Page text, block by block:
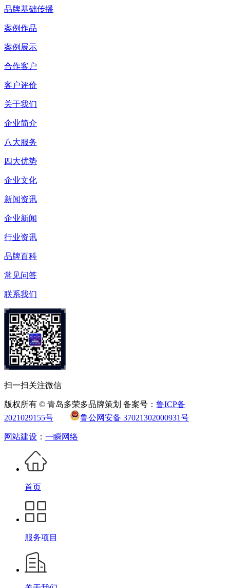
品牌基础传播
案例作品
案例展示
合作客户
客户评价
关于我们
企业简介
八大服务
四大优势
企业文化
新闻资讯
企业新闻
行业资讯
品牌百科
常见问答
联系我们
扫一扫关注微信
版权所有 © 青岛多荣多品牌策划 备案号： 鲁ICP备
2021029155号
鲁公网安备 37021302000931号
网站建设 ： 一瞬网络
首页
服务项目